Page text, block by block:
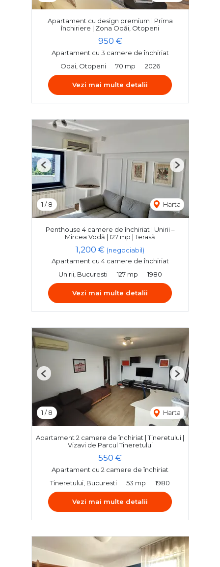
Apartament cu design premium | Prima
închiriere | Zona Odăi, Otopeni
950 €
Apartament cu 3 camere de închiriat
Odai, Otopeni
70 mp 2026
Vezi mai multe detalii
1 /8 Harta
Previous Next
Penthouse 4 camere de închiriat | Unirii –
Mircea Vodă | 127 mp | Terasă
1,200 € (negociabil)
Apartament cu 4 camere de închiriat
Unirii, Bucuresti
127 mp 1980
Vezi mai multe detalii
1 /8 Harta
Previous Next
Apartament 2 camere de închiriat | Tineretului |
Vizavi de Parcul Tineretului
550 €
Apartament cu 2 camere de închiriat
Tineretului, Bucuresti
53 mp 1980
Vezi mai multe detalii